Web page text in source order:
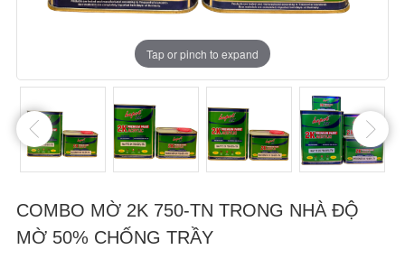
Tap or pinch to expand
Tap or pinch to expand
Tap or pinch to expand
Tap or pinch to expand
Tap or pinch to expand
Tap or pinch to expand
COMBO MỜ 2K 750-TN TRONG NHÀ ĐỘ
MỜ 50% CHỐNG TRẦY